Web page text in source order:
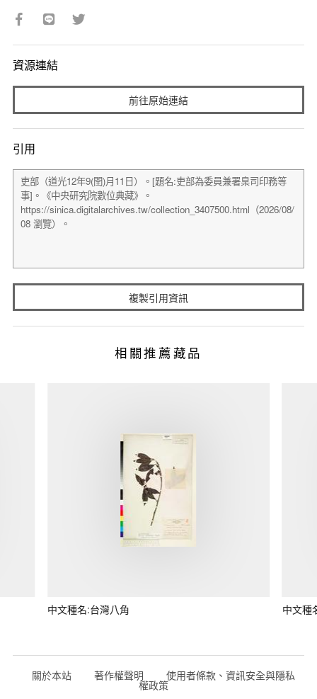
資源連結
前往原始連結
引用
複製引用資訊
相關推薦藏品
中文種名:台灣八角 中文種
關於本站 著作權聲明 使用者條款、資訊安全與隱私
權政策